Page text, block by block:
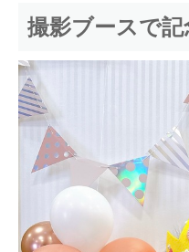
撮影ブースで記